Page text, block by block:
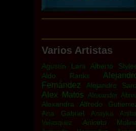
Varios Artistas
Agustín Lara
Alberto
Aldo Ranks
Fernández
Alejandro
Alex Matos Alexander
Alexandra
Alfredo
Ana Gabriel
Anayka
Anibal
Velasquez
Aniceto